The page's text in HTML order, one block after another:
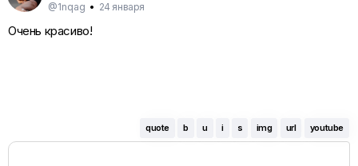
@1nqag • 24 января
Очень красиво!
quote b u i s img url youtube